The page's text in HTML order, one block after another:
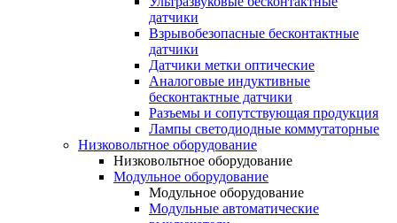
датчики
Взрывобезопасные бесконтактные
датчики
Датчики метки оптические
Аналоговые индуктивные
бесконтактные датчики
Разъемы и сопутствующая продукция
Лампы светодиодные коммутаторные
Низковольтное оборудование
Низковольтное оборудование
Модульное оборудование
Модульное оборудование
Модульные автоматические